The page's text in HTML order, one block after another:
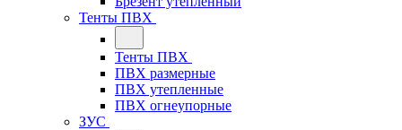
Тенты ПВХ
Тенты ПВХ
ПВХ размерные
ПВХ утепленные
ПВХ огнеупорные
ЗУС